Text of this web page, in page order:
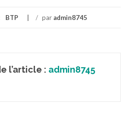
BTP / par admin8745
l’article : admin8745